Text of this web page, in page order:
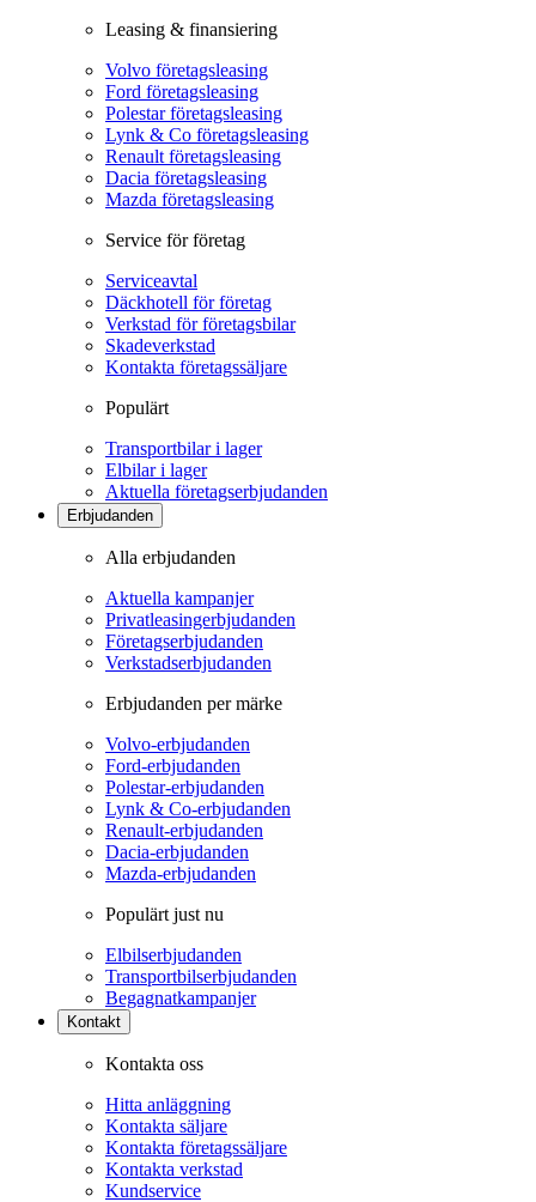
Leasing & finansiering
Volvo företagsleasing
Ford företagsleasing
Polestar företagsleasing
Lynk & Co företagsleasing
Renault företagsleasing
Dacia företagsleasing
Mazda företagsleasing
Service för företag
Serviceavtal
Däckhotell för företag
Verkstad för företagsbilar
Skadeverkstad
Kontakta företagssäljare
Populärt
Transportbilar i lager
Elbilar i lager
Aktuella företagserbjudanden
Erbjudanden
Alla erbjudanden
Aktuella kampanjer
Privatleasingerbjudanden
Företagserbjudanden
Verkstadserbjudanden
Erbjudanden per märke
Volvo-erbjudanden
Ford-erbjudanden
Polestar-erbjudanden
Lynk & Co-erbjudanden
Renault-erbjudanden
Dacia-erbjudanden
Mazda-erbjudanden
Populärt just nu
Elbilserbjudanden
Transportbilserbjudanden
Begagnatkampanjer
Kontakt
Kontakta oss
Hitta anläggning
Kontakta säljare
Kontakta företagssäljare
Kontakta verkstad
Kundservice